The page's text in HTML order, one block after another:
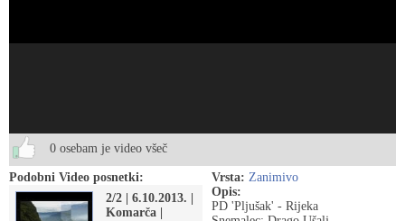
0 osebam je video všeč
Podobni Video posnetki:
2/2 | 6.10.2013. |
Komarča |
Vrsta: Zanimivo
Opis:
PD 'Pljušak' - Rijeka